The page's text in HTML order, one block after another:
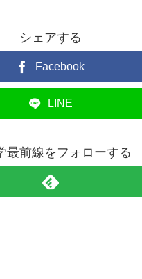
シェアする
Facebook
LINE
最前線をフォローする